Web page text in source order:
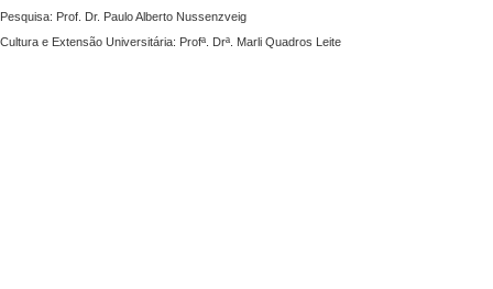
Pesquisa: Prof. Dr. Paulo Alberto Nussenzveig
Cultura e Extensão Universitária: Profª. Drª. Marli Quadros Leite